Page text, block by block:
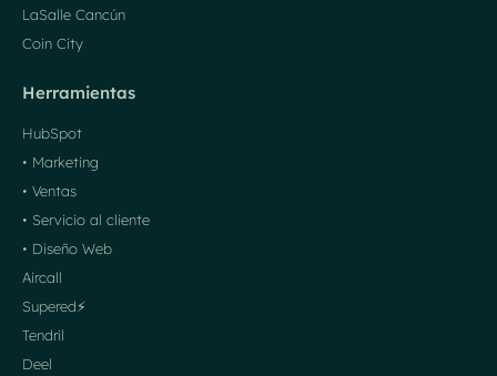
LaSalle Cancún
Coin City
Herramientas
HubSpot
• Marketing
• Ventas
• Servicio al cliente
• Diseño Web
Aircall
Supered⚡️
Tendril
Deel